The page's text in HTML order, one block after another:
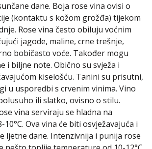
dane. Boja rose vina ovisi o
(kontaktu s kožom grožđa) tijekom
Rose vina često obiluju voćnim
jagode, maline, crne trešnje,
bobičasto voće. Također mogu
i biljne note. Obično su svježa i
kiselošću. Tanini su prisutni,
u usporedbi s crvenim vinima. Vino
ili slatko, ovisno o stilu.
vina serviraju se hladna na
Ova vina će biti osvježavajuća i
ljetne dane. Intenzivnija i punija rose